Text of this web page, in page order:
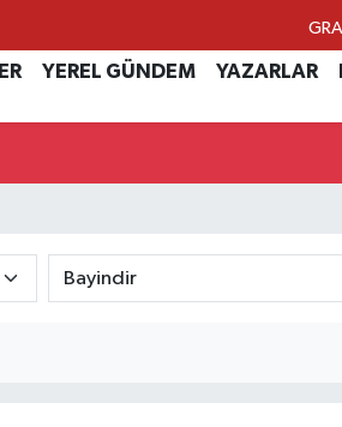
YEREL GÜNDEM YAZARLAR